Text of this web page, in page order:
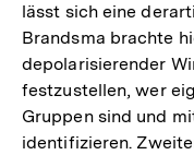
lässt sich eine
Brandsma brachte
depolarisierender
festzustellen, wer
Gruppen sind und
identifizieren.